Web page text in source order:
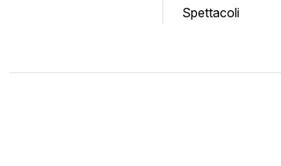
Spettacoli